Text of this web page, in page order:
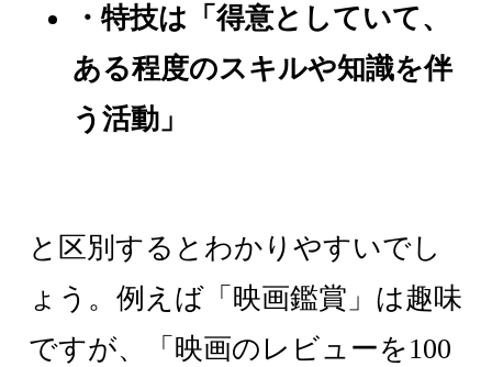
・特技は「得意としていて、
ある程度のスキルや知識を伴
う活動」
と区別するとわかりやすいでし
ょう。例えば「映画鑑賞」は趣味
ですが、「映画のレビューを100